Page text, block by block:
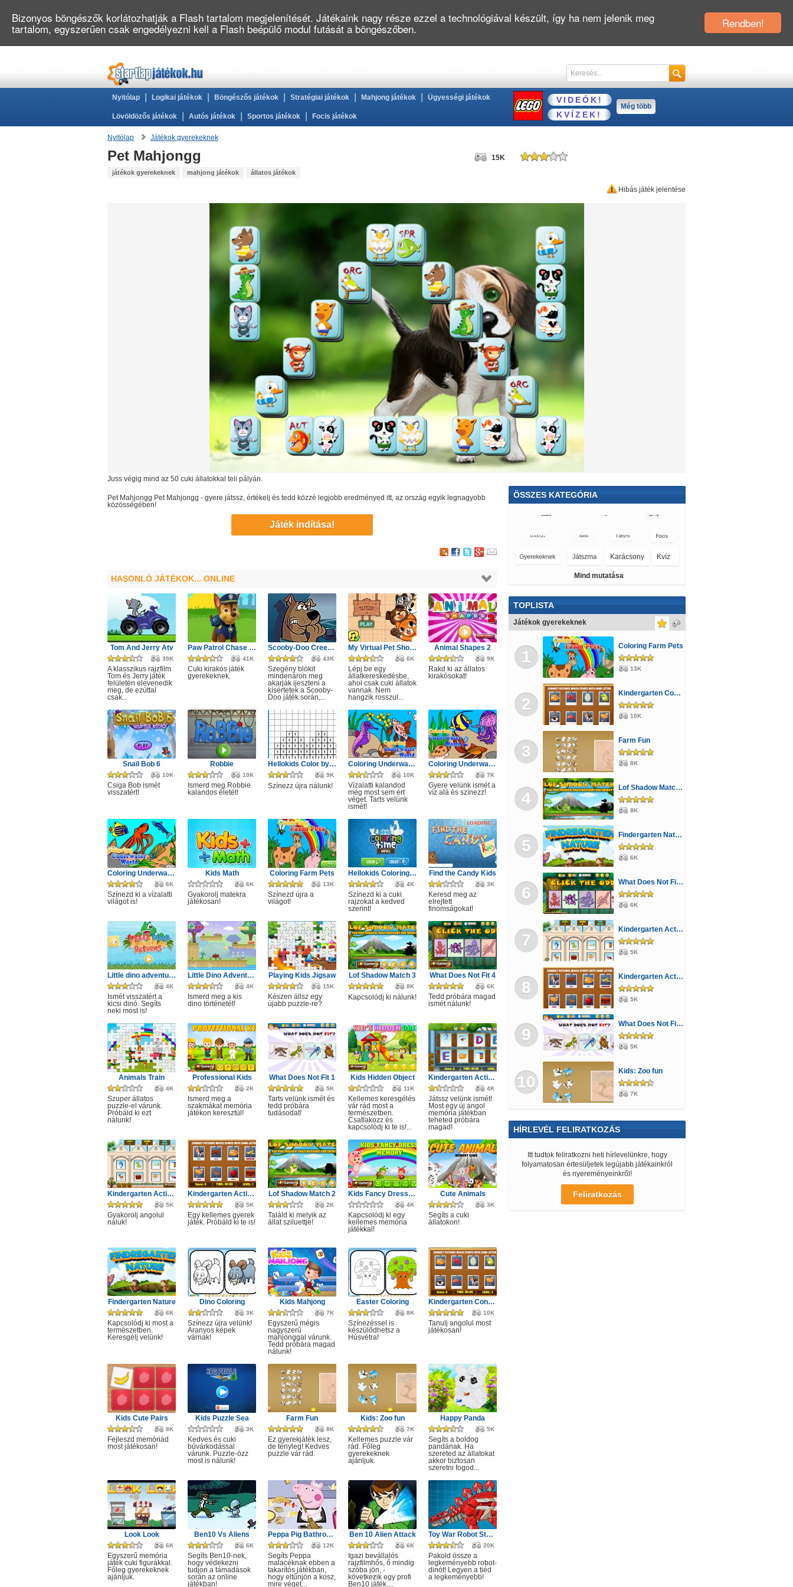
Nyitólap Logikai játékok Böngészős játékok Stratégiai játékok Mahjong játékok Ügyességi játékok
Lövöldözős játékok Autós játékok Sportos játékok Focis játékok
VIDEÓK!
KVÍZEK!
Még több
Nyitólap Játékok gyerekeknek
Pet Mahjongg
játékok gyerekeknek mahjong játékok állatos játékok
15K
Hibás játék jelentése
Juss végig mind az 50 cuki állatokkal teli pályán.
Pet Mahjongg - gyere játssz, értékelj és tedd közzé legjobb eredményed itt, az ország egyik legnagyobb
Pet Mahjongg
közösségében!
Játék indítása!
HASONLÓ JÁTÉKOK... ONLINE
Tom And Jerry Atv
39K
A klasszikus rajzfilm
Tom és Jerry játék
felületén elevenedik
meg, de ezúttal
csak...
Paw Patrol Chase Puzzle
41K
Cuki kirakós játék
gyerekeknek.
Scooby-Doo Creepy Castle
43K
Szegény blökit
mindenáron meg
akarják ijeszteni a
kísértetek a Scooby-
Doo játék során,...
My Virtual Pet Shop Cute Animals
6K
Lépj be egy
állatkereskedésbe,
ahol csak cuki állatok
vannak. Nem
hangzik rosszul...
Animal Shapes 2
9K
Rakd ki az állatos
kirakósokat!
Snail Bob 6
10K
Csiga Bob ismét
visszatért!
Robbie
10K
Ismerd meg Robbie
kalandos életét!
Hellokids Color by Number
9K
Színezz újra nálunk!
Coloring Underwater World 3
10K
Vízalatti kalandod
még most sem ért
véget. Tarts velünk
ismét!
Coloring Underwater World 2
7K
Gyere velünk ismét a
víz alá és színezz!
Coloring Underwater World
6K
Színezd ki a vízalatti
világot is!
Kids Math
6K
Gyakorolj matekra
játékosan!
Coloring Farm Pets
13K
Színezd újra a
világot!
Hellokids Coloring Time
4K
Színezd ki a cuki
rajzokat a kedved
szerint!
Find the Candy Kids
3K
Keresd meg az
elrejtett
finomságokat!
Little dino adventure returns
4K
Ismét visszatért a
kicsi dinó. Segíts
neki most is!
Little Dino Adventure
4K
Ismerd meg a kis
dino történetét!
Playing Kids Jigsaw
15K
Készen állsz egy
újabb puzzle-re?
Lof Shadow Match 3
8K
Kapcsolódj ki nálunk!
What Does Not Fit 4
6K
Tedd próbára magad
ismét nálunk!
Animals Train
4K
Szuper állatos
puzzle-el várunk.
Próbáld ki ezt
nálunk!
Professional Kids
2K
Ismerd meg a
szakmákat memória
játékon keresztül!
What Does Not Fit 1
5K
Tarts velünk ismét és
tedd próbára
tudásodat!
Kids Hidden Object
11K
Kellemes keresgélés
vár rád most a
természetben.
Csatlakozz és
kapcsolódj ki te is!...
Kindergarten Activity 4
4K
Játssz velünk ismét!
Most egy új angol
memória játékban
teheted próbára
magad!
Kindergarten Activity 3
5K
Gyakorolj angolul
náluk!
Kindergarten Activity 1
5K
Egy kellemes gyerek
játék. Próbáld ki te is!
Lof Shadow Match 2
2K
Találd ki melyik az
állat sziluettje!
Kids Fancy Dress Memory
4K
Kapcsolódj ki egy
kellemes memória
játékkal!
Cute Animals
3K
Segíts a cuki
állatokon!
Findergarten Nature
6K
Kapcsolódj ki most a
természetben.
Keresgélj velünk!
Dino Coloring
3K
Színezz újra velünk!
Aranyos képek
várnak!
Kids Mahjong
7K
Egyszerű mégis
nagyszerű
mahjonggal várunk.
Tedd próbára magad
nálunk!
Easter Coloring
8K
Színezéssel is
készülődhetsz a
Húsvétra!
Kindergarten Connect
10K
Tanulj angolul most
játékosan!
Kids Cute Pairs
8K
Fejleszd memóriád
most játékosan!
Kids Puzzle Sea
3K
Kedves és cuki
búvárkodással
várunk. Puzzle-özz
most is nálunk!
Farm Fun
8K
Ez gyerekjáték lesz,
de tényleg! Kedves
puzzle vár rád.
Kids: Zoo fun
7K
Kellemes puzzle vár
rád. Főleg
gyerekeknek
ajánljuk.
Happy Panda
5K
Segíts a boldog
pandának. Ha
szereted az állatokat
akkor biztosan
szeretni fogod...
Look Look
6K
Egyszerű memória
játék cuki figurákkal.
Főleg gyerekeknek
ajánljuk.
Ben10 Vs Aliens
6K
Segíts Ben10-nek,
hogy védekezni
tudjon a támadások
során az online
játékban!
Peppa Pig Bathroom Cleaning
12K
Segíts Peppa
malacéknak ebben a
takarítós játékban,
hogy eltűnjön a kosz,
mire véget...
Ben 10 Alien Attack
6K
Igazi bevállalós
rajzfilmhős, ő mindig
szóba jön, -
következik egy profi
Ben10 játék....
Toy War Robot Stegosaurus
20K
Pakold össze a
legkeményebb robot-
dinót! Legyen a tiéd
a legkeményebb!
ÖSSZES KATEGÓRIA
Verekedős Kamionos Állatkertes
Tom és Jerry
Mind mutatása
TOPLISTA
Játékok gyerekeknek
1
Coloring Farm Pets
13K
2
Kindergarten Connect
10K
3
Farm Fun
8K
4
Lof Shadow Match 3
8K
5
Findergarten Nature
6K
6
What Does Not Fit 4
6K
7
Kindergarten Activity 3
5K
8
Kindergarten Activity 1
5K
9
What Does Not Fit 1
5K
10
Kids: Zoo fun
7K
HÍRLEVÉL FELIRATKOZÁS
Itt tudtok feliratkozni heti hírlevelünkre, hogy
folyamatosan értesüljetek legújabb játékainkról
és nyereményeinkről!
Feliratkozás
Rendben!
Bizonyos böngészők korlátozhatják a Flash tartalom megjelenítését. Játékaink nagy része ezzel a technológiával készült, így ha nem jelenik meg
tartalom, egyszerűen csak engedélyezni kell a Flash beépülő modul futását a böngészőben.